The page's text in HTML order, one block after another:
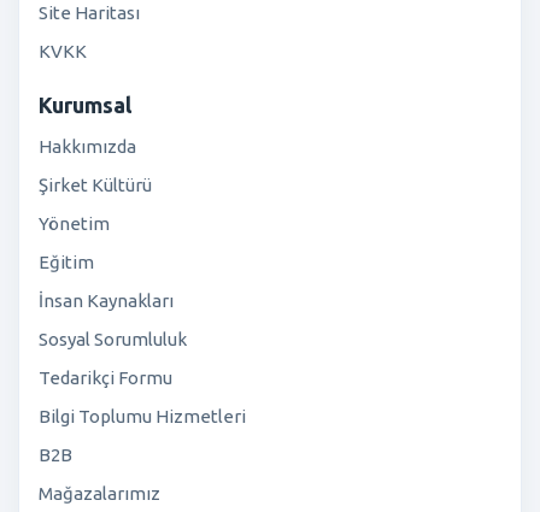
Site Haritası
KVKK
Kurumsal
Hakkımızda
Şirket Kültürü
Yönetim
Eğitim
İnsan Kaynakları
Sosyal Sorumluluk
Tedarikçi Formu
Bilgi Toplumu Hizmetleri
B2B
Mağazalarımız